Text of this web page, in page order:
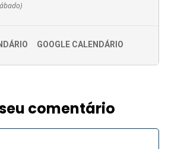
GOOGLE CALENDÁRIO
comentário